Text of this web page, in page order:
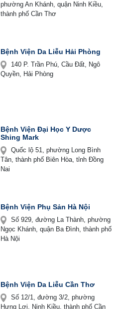
phường An Khánh, quận Ninh Kiều,
thành phố Cần Thơ
Bệnh Viện Da Liễu Hải Phòng
140 P. Trần Phú, Cầu Đất, Ngô
Quyền, Hải Phòng
Bệnh Viện Đại Học Y Dược
Shing Mark
Quốc lộ 51, phường Long Bình
Tân, thành phố Biên Hòa, tỉnh Đồng
Nai
Bệnh Viện Phụ Sản Hà Nội
Số 929, đường La Thành, phường
Ngọc Khánh, quận Ba Đình, thành phố
Hà Nội
Bệnh Viện Da Liễu Cần Thơ
Số 12/1, đường 3/2, phường
Hưng Lợi, Ninh Kiều, thành phố Cần